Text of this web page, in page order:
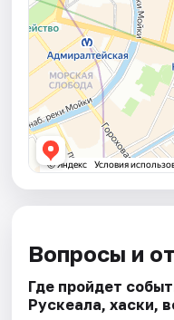
Вопросы и
Где пройдет
Рускеала, хаски,